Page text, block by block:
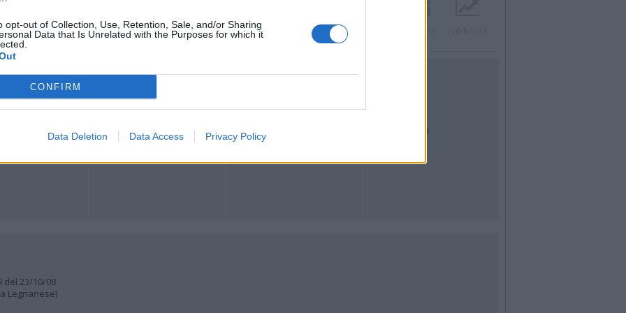
opt-out of Collection, Use, Retention, Sale, and/or Sharing
Data that Is Unrelated with the Purposes for which it
CONFIRM
Data Deletion Data Access Privacy Policy
Registrati Redazione Invia notizia Feed RSS Facebook Twitter
Animali
Articoli più letti
del 23/10/08
Legnanese)